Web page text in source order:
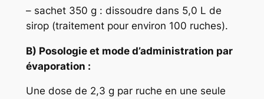
– sachet 350 g : dissoudre dans 5,0 L de
sirop (traitement pour environ 100 ruches).
B) Posologie et mode d’administration par
évaporation :
Une dose de 2,3 g par ruche en une seule